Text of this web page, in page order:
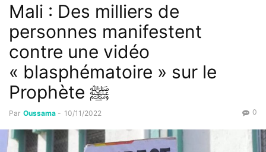
Mali : Des milliers de
personnes manifestent
contre une vidéo
« blasphématoire » sur le
Prophète ﷺ
Par Oussama - 10/11/2022 0